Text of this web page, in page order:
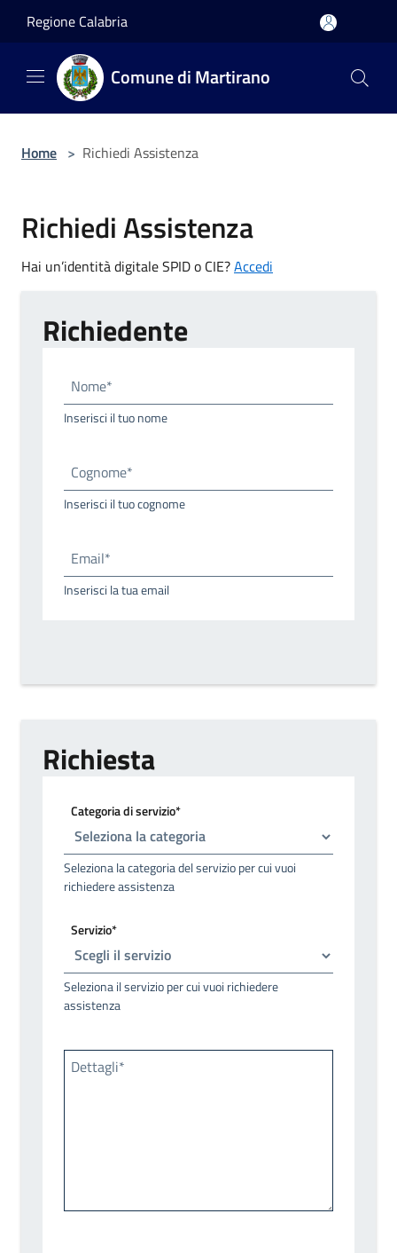
Regione Calabria
Comune di Martirano
Home > Richiedi Assistenza
Richiedi Assistenza
Hai un’identità digitale SPID o CIE?Accedi
Richiedente
Nome*
Inserisci il tuo nome
Cognome*
Inserisci il tuo cognome
Email*
Inserisci la tua email
Richiesta
Categoria di servizio*
Seleziona la categoria del servizio per cui vuoi
richiedere assistenza
Servizio*
Seleziona il servizio per cui vuoi richiedere
assistenza
Dettagli*